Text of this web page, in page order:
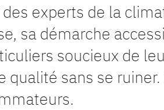
experts de la
sa démarche
soucieux de
sans se